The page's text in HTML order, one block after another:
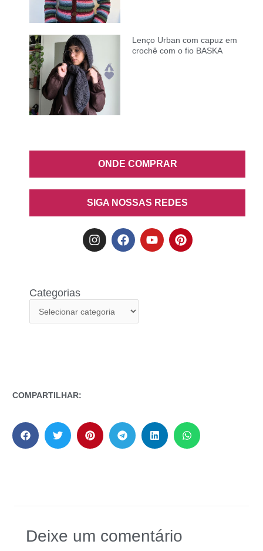
Lenço Urban com capuz em
crochê com o fio BASKA
ONDE COMPRAR
SIGA NOSSAS REDES
Categorias
COMPARTILHAR:
Deixe um comentário